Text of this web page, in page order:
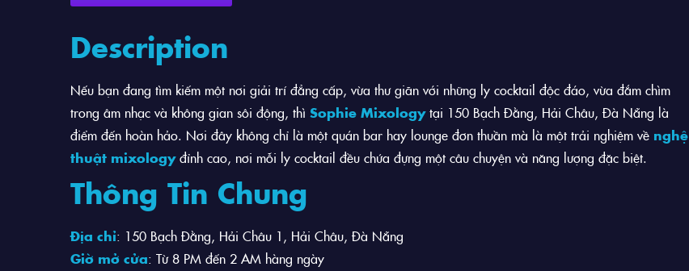
Description
Nếu bạn đang tìm kiếm một nơi giải trí đẳng cấp, vừa thư giãn với những ly cocktail độc đáo, vừa đắm chìm
trong âm nhạc và không gian sôi động, thì Sophie Mixologytại 150 Bạch Đằng, Hải Châu, Đà Nẵng là
điểm đến hoàn hảo. Nơi đây không chỉ là một quán bar hay lounge đơn thuần mà là một trải nghiệm về nghệ
thuật mixologyđỉnh cao, nơi mỗi ly cocktail đều chứa đựng một câu chuyện và năng lượng đặc biệt.
Thông Tin Chung
Địa chỉ: 150 Bạch Đằng, Hải Châu 1, Hải Châu, Đà Nẵng
Giờ mở cửa: Từ 8 PM đến 2 AM hàng ngày